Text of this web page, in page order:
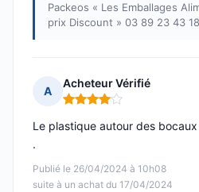
Packeos « Les Emballages
prix Discount » 03 89 23 43 18
A
Acheteur Vérifié
Note : 4 sur 5
Publié le 26/04/2024 à 10h08
suite à un achat du 17/04/2024
Le plastique autour des
.